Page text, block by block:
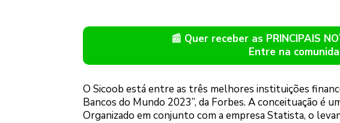
📰 Quer receber as PRINCIPAIS
Entre na
O Sicoob está entre as três melhores instituições
Bancos do Mundo 2023”, da Forbes. A conceituação é
Organizado em conjunto com a empresa Statista, o